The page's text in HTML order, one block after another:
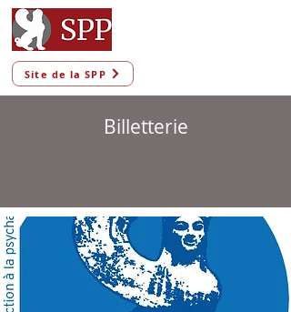
Site de la SPP
Billetterie